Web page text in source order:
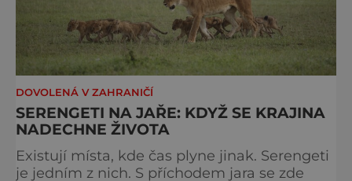
DOVOLENÁ V ZAHRANIČÍ
SERENGETI NA JAŘE: KDYŽ SE KRAJINA
NADECHNE ŽIVOTA
Existují místa, kde čas plyne jinak. Serengeti
je jedním z nich. S příchodem jara se zde